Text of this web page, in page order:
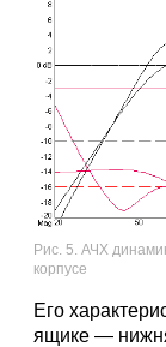
Рис. 5. АЧХ
корпусе
Его
ящике —